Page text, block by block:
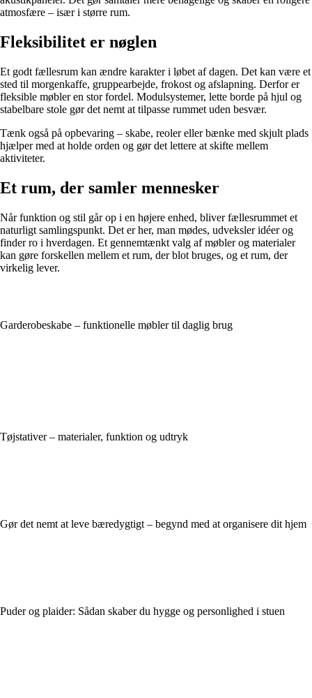
atmosfære – især i større rum.
Fleksibilitet er nøglen
Et godt fællesrum kan ændre karakter i løbet af dagen. Det kan være et
sted til morgenkaffe, gruppearbejde, frokost og afslapning. Derfor er
fleksible møbler en stor fordel. Modulsystemer, lette borde på hjul og
stabelbare stole gør det nemt at tilpasse rummet uden besvær.
Tænk også på opbevaring – skabe, reoler eller bænke med skjult plads
hjælper med at holde orden og gør det lettere at skifte mellem
aktiviteter.
Et rum, der samler mennesker
Når funktion og stil går op i en højere enhed, bliver fællesrummet et
naturligt samlingspunkt. Det er her, man mødes, udveksler idéer og
finder ro i hverdagen. Et gennemtænkt valg af møbler og materialer
kan gøre forskellen mellem et rum, der blot bruges, og et rum, der
virkelig lever.
Garderobeskabe – funktionelle møbler til daglig brug
Tøjstativer – materialer, funktion og udtryk
Gør det nemt at leve bæredygtigt – begynd med at organisere dit hjem
Puder og plaider: Sådan skaber du hygge og personlighed i stuen